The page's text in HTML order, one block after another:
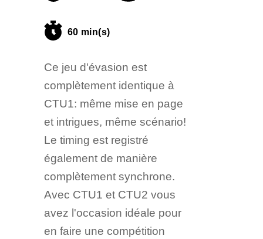
60 min(s)
Ce jeu d'évasion est
complètement identique à
CTU1: même mise en page
et intrigues, même scénario!
Le timing est registré
également de manière
complètement synchrone.
Avec CTU1 et CTU2 vous
avez l'occasion idéale pour
en faire une compétition